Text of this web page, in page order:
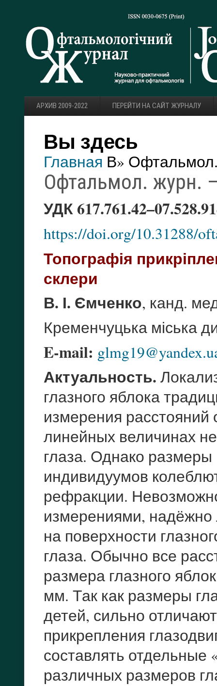
АРХИВ 2009-2022 ПЕРЕЙТИ НА САЙТ ЖУРНАЛУ
Вы здесь
Главная В»
Офтальмол. журн.
УДК
https://doi.org/10.31288/
Топографія
склери
В. І. Ємченко, канд.
Кременчуцька міська
E-mail:
Актуальность.
глазного яблока
измерения
линейных величинах
глаза. Однако размеры
индивидуумов
рефракции.
измерениями, надёжно
на поверхности
глаза. Обычно все
размера глазного
мм. Так как размеры
детей, сильно
прикрепления
составлять отдельные
различных размеров